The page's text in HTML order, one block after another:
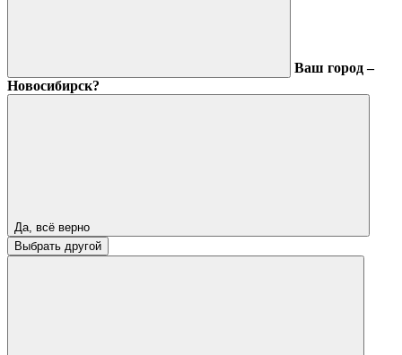
Ваш город –
Новосибирск?
Да, всё верно
Выбрать другой